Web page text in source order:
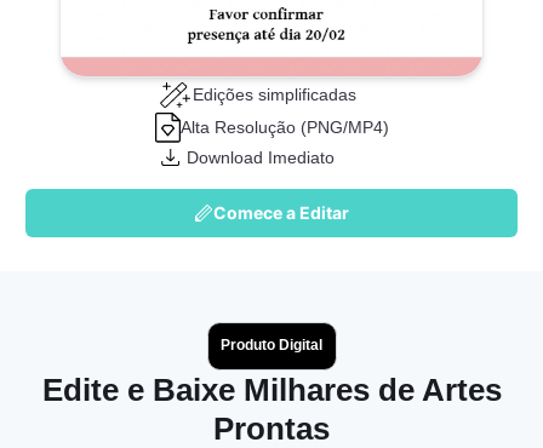
Edições simplificadas
Alta Resolução (PNG/MP4)
Download Imediato
Comece a Editar
Produto Digital
Edite e Baixe Milhares de Artes
Prontas